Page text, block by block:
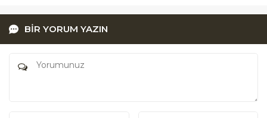
BİR YORUM YAZIN